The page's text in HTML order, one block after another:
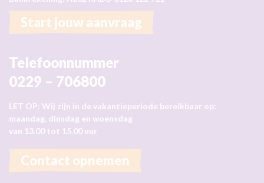
Start jouw aanvraag
Telefoonnummer
0229 – 706800
LET OP: Wij zijn in de vakantieperiode bereikbaar op:
maandag, dinsdag en woensdag
van 13.00 tot 15.00 uur
Contact opnemen